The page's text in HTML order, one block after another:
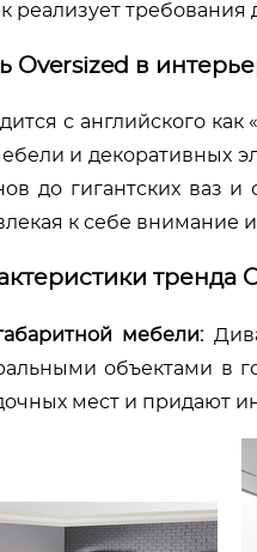
реализует
Oversized в
с английского
и декоративных
до гигантских ваз
к себе внимание
тренда
мебели:
объектами в
мест и придают